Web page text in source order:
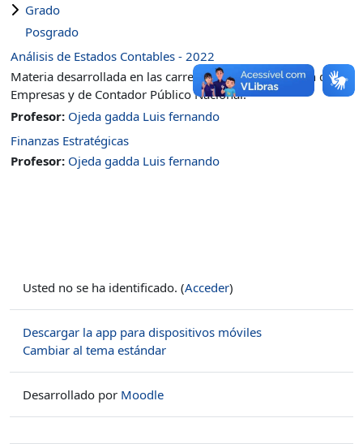
Grado
Posgrado
Análisis de Estados Contables - 2022
Materia desarrollada en las carreras de Administración de
Empresas y de Contador Público Nacional.
Profesor: Ojeda gadda Luis fernando
Finanzas Estratégicas
Profesor: Ojeda gadda Luis fernando
Usted no se ha identificado. (Acceder)
Descargar la app para dispositivos móviles
Cambiar al tema estándar
Desarrollado por Moodle